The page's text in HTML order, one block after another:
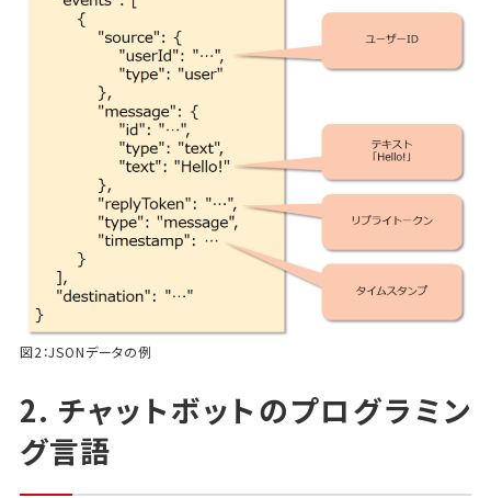
図2：JSONデータの例
2. チャットボットのプログラミン
グ言語